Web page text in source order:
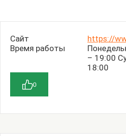
Сайт
https://
Время работы
– 19:00
18:00
0